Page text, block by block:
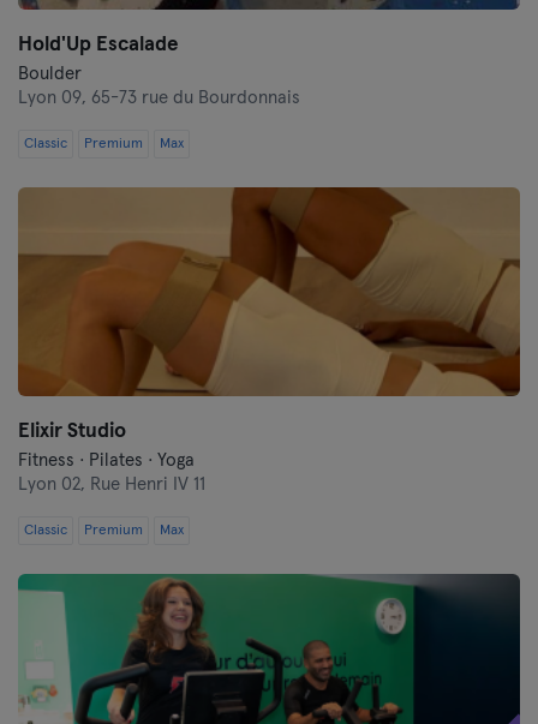
Hold'Up Escalade
Boulder
Lyon 09, 65-73 rue du Bourdonnais
Classic Premium Max
Elixir Studio
Fitness · Pilates · Yoga
Lyon 02, Rue Henri IV 11
Classic Premium Max